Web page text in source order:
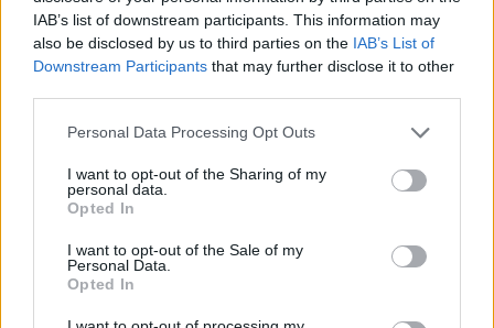
IAB’s list of downstream participants. This information may
also be disclosed by us to third parties on the IAB’s List of
Downstream Participants that may further disclose it to other
Please note that this website/app uses one or more Google
not limited to your visit or usage behaviour. You may click to
grant or deny consent to Google and its third-party tags to
use your data for below specified purposes in below Google
consent section.
Personal Data Processing Opt Outs
I want to opt-out of the Sharing of my
personal data.
Opted In
I want to opt-out of the Sale of my
Personal Data.
Opted In
VIAJES
¿Dónde ver delfines y orcas en España?
Sin duda, el plan para ver delfines y…